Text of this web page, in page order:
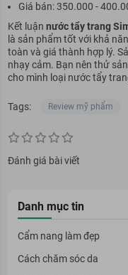
Giá bán: 350.000 -
Kết luận nước tẩy trang
là sản phẩm tốt với khả
toàn và giá thành hợp lý.
nhạy cảm. Bạn nên thử
cho mình loại nước tẩy
Tags: Review mỹ phẩm
Đánh giá bài viết
Danh mục tin
Cẩm nang làm đẹp
Cách chăm sóc da